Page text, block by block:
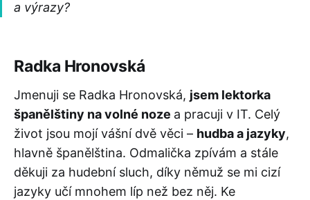
a výrazy?
Radka Hronovská
Jmenuji se Radka Hronovská, jsem lektorka
španělštiny na volné noze a pracuji v IT. Celý
život jsou mojí vášní dvě věci – hudba a jazyky,
hlavně španělština. Odmalička zpívám a stále
děkuji za hudební sluch, díky němuž se mi cizí
jazyky učí mnohem líp než bez něj. Ke